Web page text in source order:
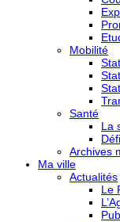
Mobilité
Santé
La
Archives
Ma ville
Actualités
Le